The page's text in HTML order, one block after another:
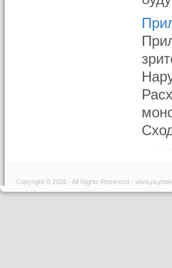
Copyright © 2026 - All Rights Reserved -